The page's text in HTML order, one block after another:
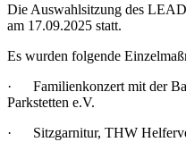
Die Auswahlsitzung des
am 17.09.2025 statt.
Es wurden folgende
· Familienkonzert mit der
Parkstetten e.V.
· Sitzgarnitur, THW